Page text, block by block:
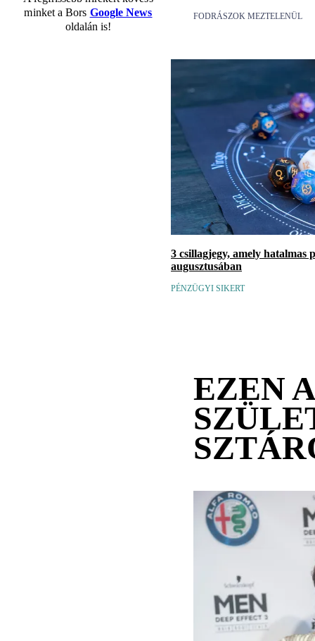
minket a Bors Google News
oldalán is!
FODRÁSZOK MEZTELENÜL
3 csillagjegy, amely hatalmas
augusztusában
PÉNZÜGYI SIKERT
EZEN